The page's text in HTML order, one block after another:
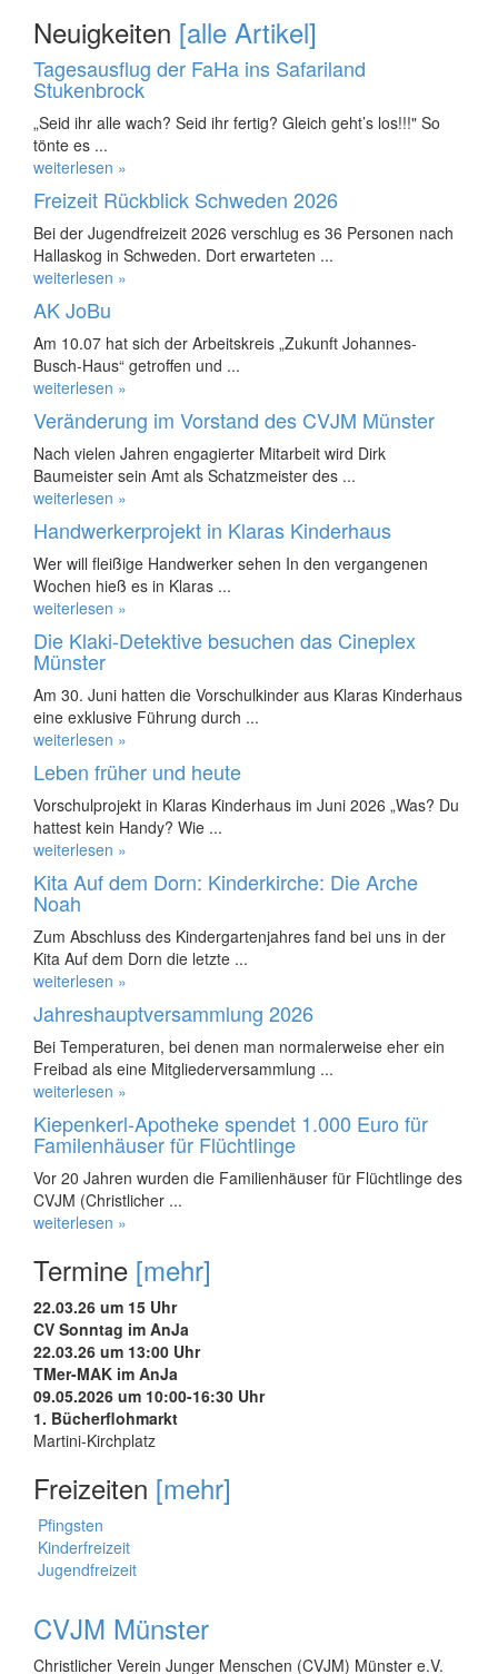
Neuigkeiten [alle Artikel]
Tagesausflug der FaHa ins Safariland
Stukenbrock
„Seid ihr alle wach? Seid ihr fertig? Gleich geht’s los!!!" So
tönte es ...
weiterlesen »
Freizeit Rückblick Schweden 2026
Bei der Jugendfreizeit 2026 verschlug es 36 Personen nach
Hallaskog in Schweden. Dort erwarteten ...
weiterlesen »
AK JoBu
Am 10.07 hat sich der Arbeitskreis „Zukunft Johannes-
Busch-Haus“ getroffen und ...
weiterlesen »
Veränderung im Vorstand des CVJM Münster
Nach vielen Jahren engagierter Mitarbeit wird Dirk
Baumeister sein Amt als Schatzmeister des ...
weiterlesen »
Handwerkerprojekt in Klaras Kinderhaus
Wer will fleißige Handwerker sehen In den vergangenen
Wochen hieß es in Klaras ...
weiterlesen »
Die Klaki-Detektive besuchen das Cineplex
Münster
Am 30. Juni hatten die Vorschulkinder aus Klaras Kinderhaus
eine exklusive Führung durch ...
weiterlesen »
Leben früher und heute
Vorschulprojekt in Klaras Kinderhaus im Juni 2026 „Was? Du
hattest kein Handy? Wie ...
weiterlesen »
Kita Auf dem Dorn: Kinderkirche: Die Arche
Noah
Zum Abschluss des Kindergartenjahres fand bei uns in der
Kita Auf dem Dorn die letzte ...
weiterlesen »
Jahreshauptversammlung 2026
Bei Temperaturen, bei denen man normalerweise eher ein
Freibad als eine Mitgliederversammlung ...
weiterlesen »
Kiepenkerl-Apotheke spendet 1.000 Euro für
Familenhäuser für Flüchtlinge
Vor 20 Jahren wurden die Familienhäuser für Flüchtlinge des
CVJM (Christlicher ...
weiterlesen »
Termine [mehr]
22.03.26 um 15 Uhr
CV Sonntag im AnJa
22.03.26 um 13:00 Uhr
TMer-MAK im AnJa
09.05.2026 um 10:00-16:30 Uhr
1. Bücherflohmarkt
Martini-Kirchplatz
Freizeiten [mehr]
Pfingsten
Kinderfreizeit
Jugendfreizeit
CVJM Münster
Christlicher Verein Junger Menschen (CVJM) Münster e.V.